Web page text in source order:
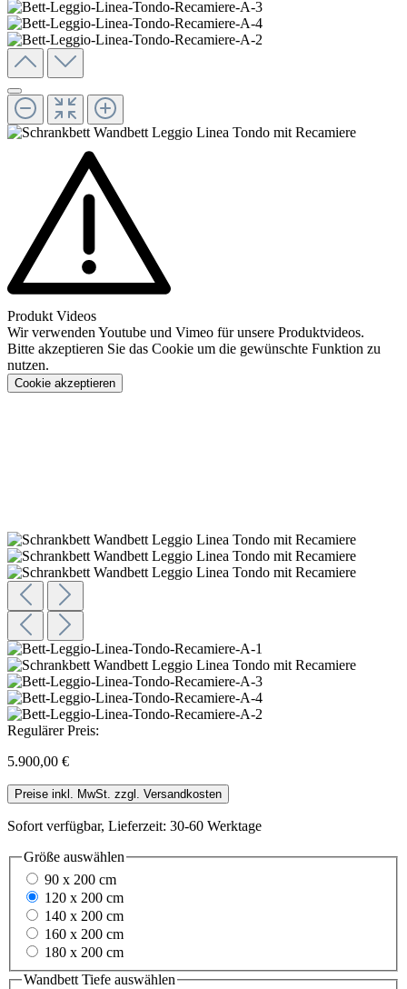
Produkt Videos
Wir verwenden Youtube und Vimeo für unsere Produktvideos.
Bitte akzeptieren Sie das Cookie um die gewünschte Funktion zu
nutzen.
Cookie akzeptieren
Regulärer Preis:
5.900,00 €
Preise inkl. MwSt. zzgl. Versandkosten
Sofort verfügbar, Lieferzeit: 30-60 Werktage
Größe auswählen
90 x 200 cm
120 x 200 cm
140 x 200 cm
160 x 200 cm
180 x 200 cm
Wandbett Tiefe auswählen